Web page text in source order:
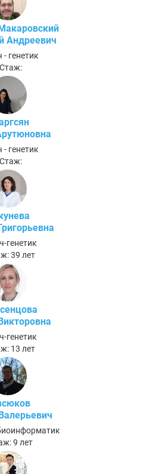
Андреевич
- генетик
Стаж:
- генетик
Стаж:
генетик
39 лет
генетик
13 лет
9 лет